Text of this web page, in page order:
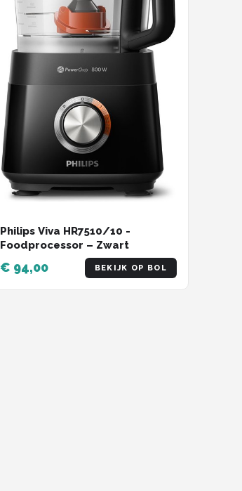
Philips Viva HR7510/10 -
Foodprocessor – Zwart
€ 94,00 BEKIJK OP BOL